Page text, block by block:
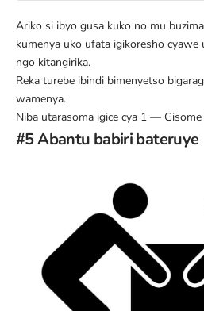
Ariko si ibyo gusa kuko no mu
kumenya uko ufata igikoresho cyawe
ngo kitangirika.
Reka turebe ibindi bimenyetso
wamenya.
Niba utarasoma igice cya 1 —
#5 Abantu babiri bateruye